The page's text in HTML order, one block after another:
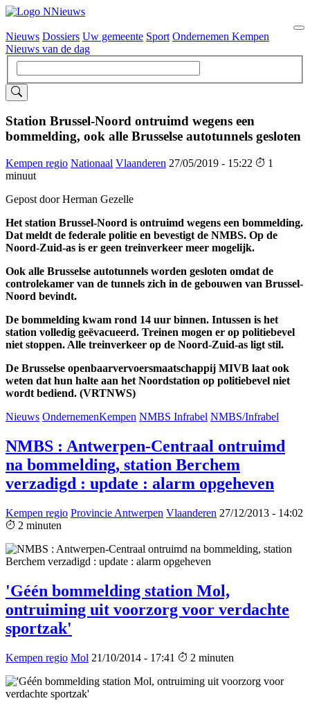
Hoofdnavigatie
Nieuws Dossiers Uw gemeente Sport Ondernemen Kempen
Nieuws van de dag
Station Brussel-Noord ontruimd wegens een
bommelding, ook alle Brusselse autotunnels gesloten
Kempen regio Nationaal Vlaanderen 27/05/2019 - 15:22
1
minuut
Gepost door Herman Gezelle
Het station Brussel-Noord is ontruimd wegens een bommelding.
Dat meldt de federale politie en bevestigt de NMBS. Op de
Noord-Zuid-as is er geen treinverkeer meer mogelijk.
Ook alle Brusselse autotunnels worden gesloten omdat de
controlekamer van de tunnels zich in de gebouwen van Brussel-
Noord bevindt.
De bommelding kwam rond 14 uur binnen. Intussen is het
station volledig geëvacueerd. Treinen mogen er op politiebevel
niet stoppen. Alle treinverkeer op de Noord-Zuid-as ligt stil.
De Brusselse openbaarvervoersmaatschappij MIVB laat ook
weten dat hun halte aan het Noordstation op politiebevel niet
wordt bediend. (VRTNWS)
Nieuws OndernemenKempen NMBS Infrabel NMBS/Infrabel
NMBS : Antwerpen-Centraal ontruimd
na bommelding, station Berchem
verzadigd : update : alarm opgeheven
Kempen regio Provincie Antwerpen Vlaanderen 27/12/2013 - 14:02
2 minuten
'Géén bommelding station Mol,
ontruiming uit voorzorg voor verdachte
sportzak'
Kempen regio Mol 21/10/2014 - 17:41 2 minuten